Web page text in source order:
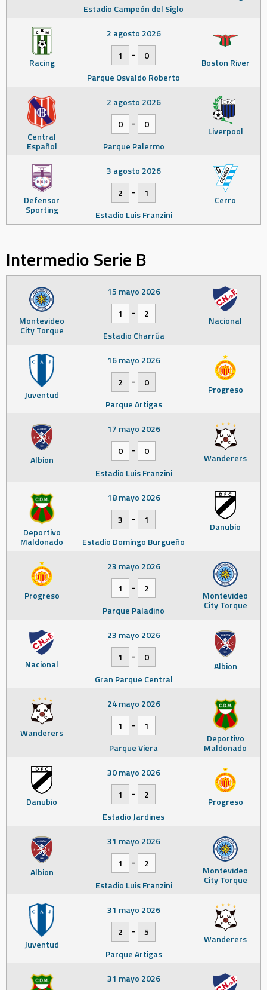
Estadio Campeón del Siglo
Racing Boston River
2 agosto 2026
1
-
0
Parque Osvaldo Roberto
Central
Español
Liverpool
2 agosto 2026
0
-
0
Parque Palermo
Defensor
Sporting
Cerro
3 agosto 2026
2
-
1
Estadio Luis Franzini
Intermedio Serie B
Montevideo
City Torque
Nacional
15 mayo 2026
1
-
2
Estadio Charrúa
Juventud Progreso
16 mayo 2026
2
-
0
Parque Artigas
Albion Wanderers
17 mayo 2026
0
-
0
Estadio Luis Franzini
Deportivo
Maldonado
Danubio
18 mayo 2026
3
-
1
Estadio Domingo Burgueño
Progreso Montevideo
City Torque
23 mayo 2026
1
-
2
Parque Paladino
Nacional Albion
23 mayo 2026
1
-
0
Gran Parque Central
Wanderers Deportivo
Maldonado
24 mayo 2026
1
-
1
Parque Viera
Danubio Progreso
30 mayo 2026
1
-
2
Estadio Jardines
Albion Montevideo
City Torque
31 mayo 2026
1
-
2
Estadio Luis Franzini
Juventud Wanderers
31 mayo 2026
2
-
5
Parque Artigas
31 mayo 2026